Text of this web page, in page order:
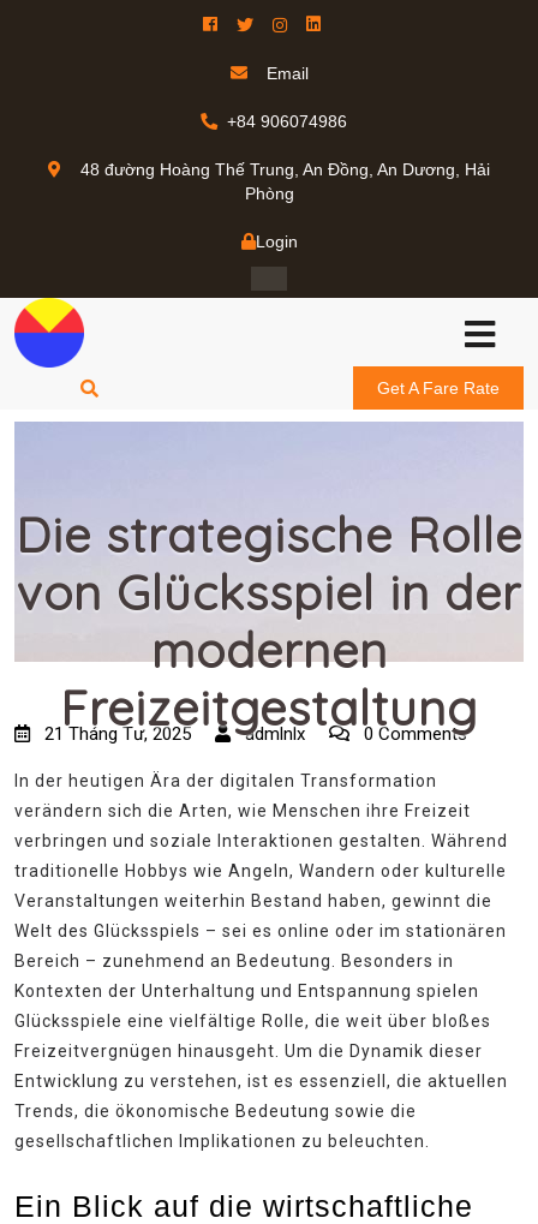
Email
+84 906074986
48 đường Hoàng Thế Trung, An Đồng, An Dương, Hải
Phòng
Login
Get A Fare Rate
Die strategische Rolle
von Glücksspiel in der
modernen
Freizeitgestaltung
21 Tháng Tư, 2025 admlnlx 0 Comments
In der heutigen Ära der digitalen Transformation
verändern sich die Arten, wie Menschen ihre Freizeit
verbringen und soziale Interaktionen gestalten. Während
traditionelle Hobbys wie Angeln, Wandern oder kulturelle
Veranstaltungen weiterhin Bestand haben, gewinnt die
Welt des Glücksspiels – sei es online oder im stationären
Bereich – zunehmend an Bedeutung. Besonders in
Kontexten der Unterhaltung und Entspannung spielen
Glücksspiele eine vielfältige Rolle, die weit über bloßes
Freizeitvergnügen hinausgeht. Um die Dynamik dieser
Entwicklung zu verstehen, ist es essenziell, die aktuellen
Trends, die ökonomische Bedeutung sowie die
gesellschaftlichen Implikationen zu beleuchten.
Ein Blick auf die wirtschaftliche